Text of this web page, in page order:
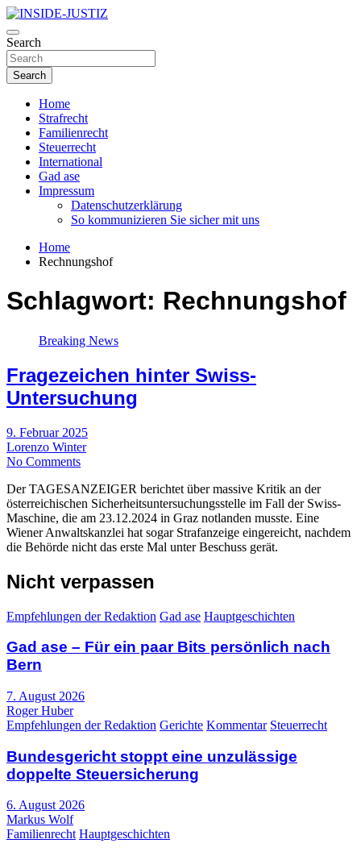
Skip
to
content
INSIDE-JUSTIZ
Investigativer Journalismus zur Dritten Gewalt
Search
Search
Home
Strafrecht
Familienrecht
Steuerrecht
International
Gad ase
Impressum
Datenschutzerklärung
So kommunizieren Sie sicher mit uns
Home
Rechnungshof
Schlagwort: Rechnungshof
Breaking News
Fragezeichen hinter Swiss-
Untersuchung
9. Februar 2025
Lorenzo Winter
No Comments
Der TAGESANZEIGER berichtet über massive Kritik an der
österreichischen Sicherheitsuntersuchungsstelle im Fall der Swiss-
Maschine, die am 23.12.2024 in Graz notlanden musste. Eine
Wiener Anwaltskanzlei hat sogar Strafanzeige eingereicht, nachdem
die Behörde nicht das erste Mal unter Beschuss gerät.
Nicht verpassen
Empfehlungen der Redaktion Gad ase Hauptgeschichten
Gad ase – Für ein paar Bits persönlich nach
Bern
7. August 2026
Roger Huber
Empfehlungen der Redaktion Gerichte Kommentar Steuerrecht
Bundesgericht stoppt eine unzulässige
doppelte Steuersicherung
6. August 2026
Markus Wolf
Familienrecht Hauptgeschichten